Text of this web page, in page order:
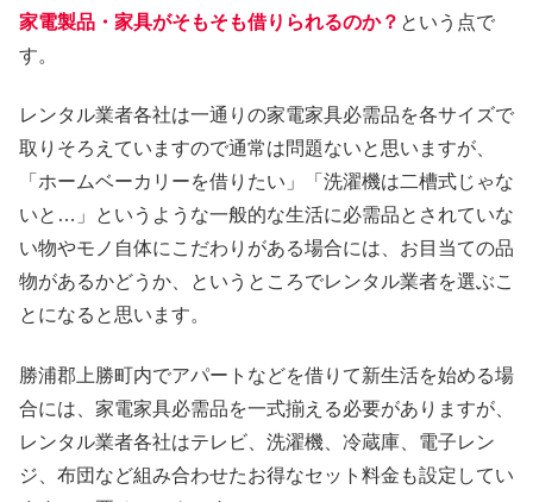
家電製品・家具がそもそも借りられるのか？ という点で
す。
レンタル業者各社は一通りの家電家具必需品を各サイズで
取りそろえていますので通常は問題ないと思いますが、
「ホームベーカリーを借りたい」「洗濯機は二槽式じゃな
いと…」というような一般的な生活に必需品とされていな
い物やモノ自体にこだわりがある場合には、お目当ての品
物があるかどうか、というところでレンタル業者を選ぶこ
とになると思います。
勝浦郡上勝町内でアパートなどを借りて新生活を始める場
合には、家電家具必需品を一式揃える必要がありますが、
レンタル業者各社はテレビ、洗濯機、冷蔵庫、電子レン
ジ、布団など組み合わせたお得なセット料金も設定してい